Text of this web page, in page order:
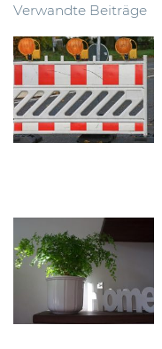
Verwandte Beiträge